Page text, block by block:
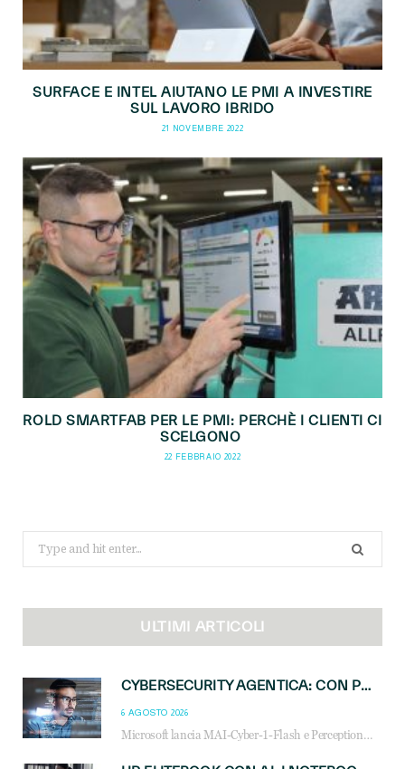
SURFACE E INTEL AIUTANO LE PMI A INVESTIRE
SUL LAVORO IBRIDO
21 NOVEMBRE 2022
ROLD SMARTFAB PER LE PMI: PERCHÈ I CLIENTI CI
SCELGONO
22 FEBBRAIO 2022
Search
for:
ULTIMI ARTICOLI
CYBERSECURITY AGENTICA: CON PERCEPTION E MAI-CYBER-1-FLASH MICROSOFT APRE NUOVI SERVIZI PER IL CANALE
6 AGOSTO 2026
Microsoft lancia MAI-Cyber-1-Flash e Perception: cybersecurity agentica in preview dal 3 novembre. Cosa cambia per MSP, system integrator e reseller.